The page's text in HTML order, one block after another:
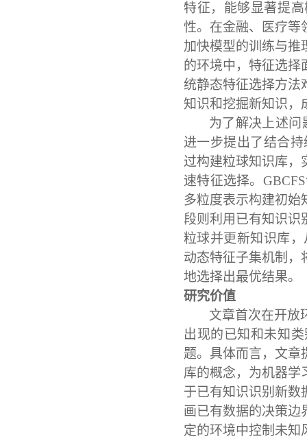
特征，能够显著提
性。在金融、医疗等
加快模型的训练与推
的环境中，特征选择
统静态特征选择方法
知识和挖掘新知识，
为了解决上述问
进一步提出了结合
过构建粒球知识库，
速特征选择。
多粒度表示构建初始
段则利用 已有知识识
粒球并更新知识库，
动态特征子集机制，
地选择出最优结果。
研究价值
文章首次在开放
出现的已知和未知
题。具体而言，文章
库的概念，为机器学
于已有知识识别新数
画已有数据的决策边
定的环境中控制未知